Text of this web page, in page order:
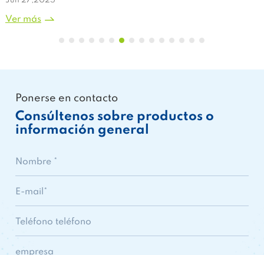
Ver más
Ponerse en contacto
Consúltenos sobre productos o
información general